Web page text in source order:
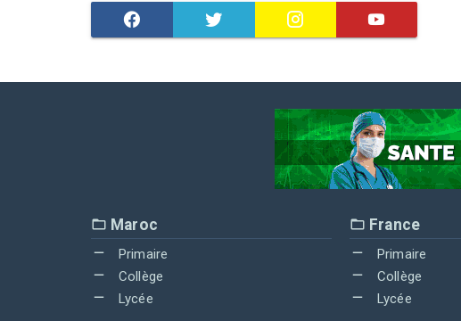
Maroc
Primaire
Collège
Lycée
France
Primaire
Collège
Lycée